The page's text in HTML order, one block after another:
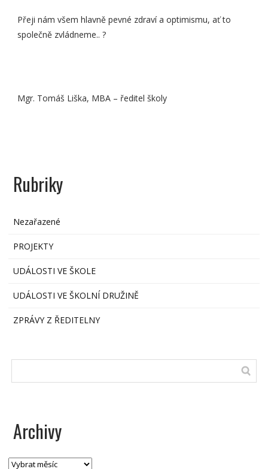
Přeji nám všem hlavně pevné zdraví a optimismu, ať to
společně zvládneme.. ?
Mgr. Tomáš Liška, MBA – ředitel školy
Rubriky
Nezařazené
PROJEKTY
UDÁLOSTI VE ŠKOLE
UDÁLOSTI VE ŠKOLNÍ DRUŽINĚ
ZPRÁVY Z ŘEDITELNY
Archivy